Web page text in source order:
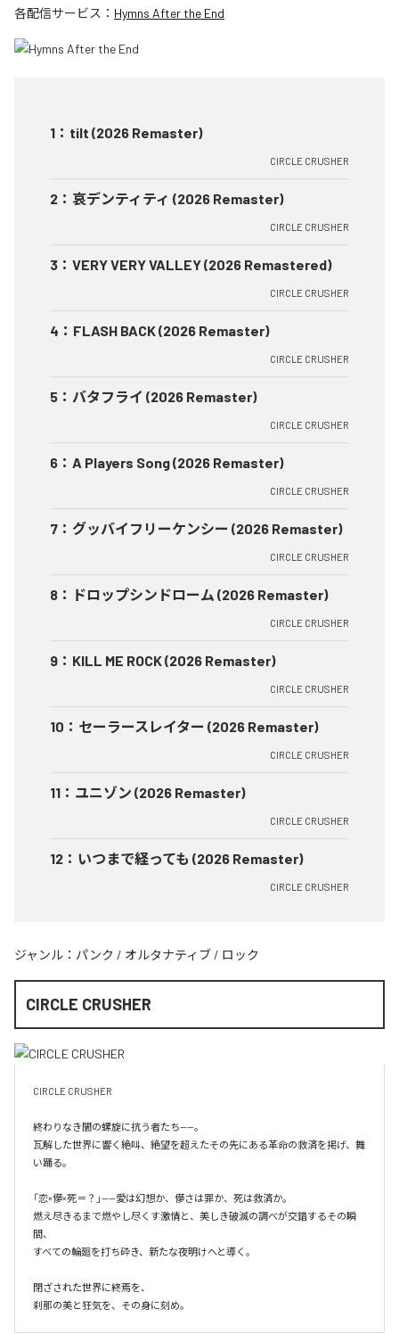
各配信サービス： Hymns After the End
1 ： tilt (2026 Remaster)
CIRCLE CRUSHER
2 ： 哀デンティティ (2026 Remaster)
CIRCLE CRUSHER
3 ： VERY VERY VALLEY (2026 Remastered)
CIRCLE CRUSHER
4 ： FLASH BACK (2026 Remaster)
CIRCLE CRUSHER
5 ： バタフライ (2026 Remaster)
CIRCLE CRUSHER
6 ： A Players Song (2026 Remaster)
CIRCLE CRUSHER
7 ： グッバイフリーケンシー (2026 Remaster)
CIRCLE CRUSHER
8 ： ドロップシンドローム (2026 Remaster)
CIRCLE CRUSHER
9 ： KILL ME ROCK (2026 Remaster)
CIRCLE CRUSHER
10 ： セーラースレイター (2026 Remaster)
CIRCLE CRUSHER
11 ： ユニゾン (2026 Remaster)
CIRCLE CRUSHER
12 ： いつまで経っても (2026 Remaster)
CIRCLE CRUSHER
ジャンル： パンク / オルタナティブ / ロック
CIRCLE CRUSHER
CIRCLE CRUSHER
終わりなき闇の螺旋に抗う者たち——。
瓦解した世界に響く絶叫、絶望を超えたその先にある革命の救済を掲げ、舞
い踊る。
「恋×儚×死＝？」——愛は幻想か、儚さは罪か、死は救済か。
燃え尽きるまで燃やし尽くす激情と、美しき破滅の調べが交錯するその瞬
間、
すべての輪廻を打ち砕き、新たな夜明けへと導く。
閉ざされた世界に終焉を、
刹那の美と狂気を、その身に刻め。